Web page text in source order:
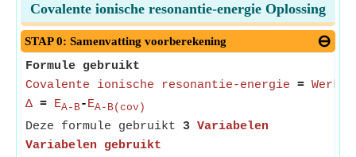
Covalente ionische resonantie-energie Oplossing
STAP 0: Samenvatting voorberekening
Formule gebruikt
Covalente ionische resonantie-energie =
Δ = EA-B-EA-B(cov)
Deze formule gebruikt 3 Variabelen
Variabelen gebruikt